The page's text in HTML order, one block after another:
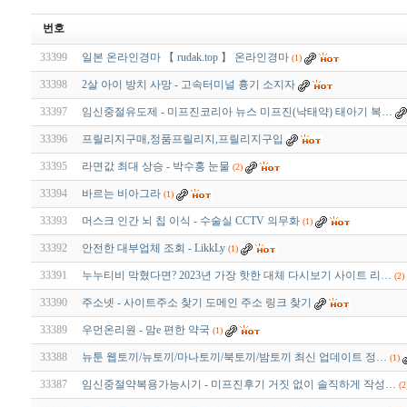
번호
33399 일본 온라인경마 【 rudak.top 】 온라인경마 (1)
33398 2살 아이 방치 사망 - 고속터미널 흉기 소지자
33397 임신중절유도제 - 미프진코리아 뉴스 미프진(낙태약) 태아기 복…
33396 프릴리지구매,정품프릴리지,프릴리지구입
33395 라면값 최대 상승 - 박수홍 눈물 (2)
33394 바르는 비아그라 (1)
33393 머스크 인간 뇌 칩 이식 - 수술실 CCTV 의무화 (1)
33392 안전한 대부업체 조회 - LikkLy (1)
33391 누누티비 막혔다면? 2023년 가장 핫한 대체 다시보기 사이트 리… (2)
33390 주소넷 - 사이트주소 찾기 도메인 주소 링크 찾기
33389 우먼온리원 - 맘e 편한 약국 (1)
33388 뉴툰 웹토끼/뉴토끼/마나토끼/북토끼/밤토끼 최신 업데이트 정… (1)
33387 임신중절약복용가능시기 - 미프진후기 거짓 없이 솔직하게 작성…